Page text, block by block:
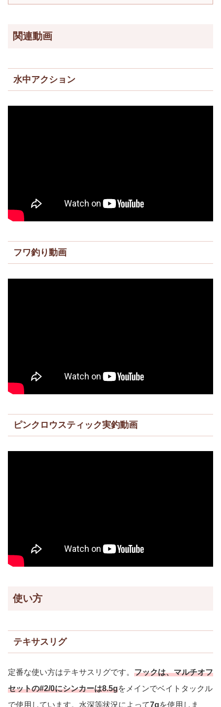
関連動画
水中アクション
フワ釣り動画
ピンクロウスティック実釣動画
使い方
テキサスリグ
定番な使い方はテキサスリグです。 フックは、マルチオフ
セットの#2/0にシンカーは8.5gをメインでベイトタックル
で使用しています。水深等状況によって7gを使用しま